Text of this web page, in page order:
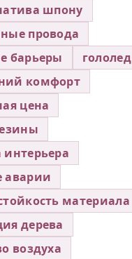
шпону
провода
барьеры
гололед
комфорт
цена
аварии
материала
дерева
воздуха